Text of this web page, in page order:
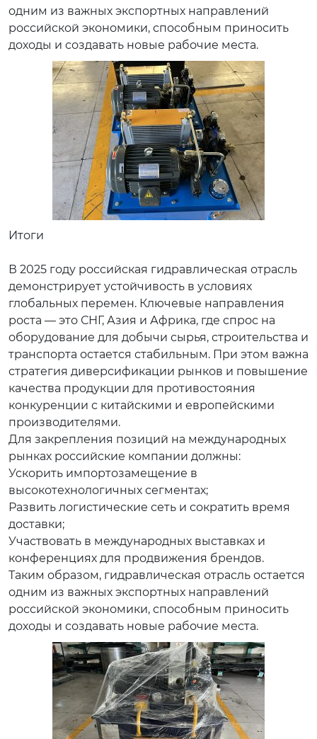
одним из важных экспортных направлений
российской экономики, способным приносить
доходы и создавать новые рабочие места.
Итоги
В 2025 году российская гидравлическая отрасль
демонстрирует устойчивость в условиях
глобальных перемен. Ключевые направления
роста — это СНГ, Азия и Африка, где спрос на
оборудование для добычи сырья, строительства и
транспорта остается стабильным. При этом важна
стратегия диверсификации рынков и повышение
качества продукции для противостояния
конкуренции с китайскими и европейскими
производителями.
Для закрепления позиций на международных
рынках российские компании должны:
Ускорить импортозамещение в
высокотехнологичных сегментах;
Развить логистические сеть и сократить время
доставки;
Участвовать в международных выставках и
конференциях для продвижения брендов.
Таким образом, гидравлическая отрасль остается
одним из важных экспортных направлений
российской экономики, способным приносить
доходы и создавать новые рабочие места.